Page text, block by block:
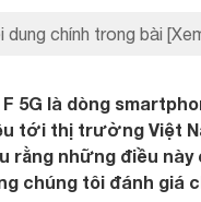
dung chính trong bài
F 5G là dòng
tới thị trường Việt
rằng những điều
chúng tôi đánh giá